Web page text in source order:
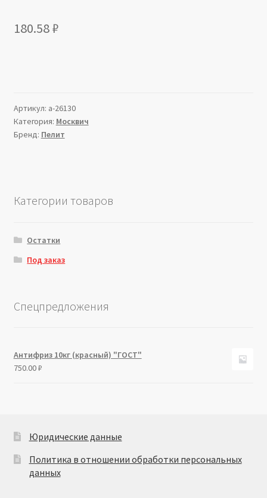
180.58₽
Артикул: a-26130
Категория: Москвич
Бренд: Пелит
Категории товаров
Остатки
Под заказ
Спецпредложения
Антифриз 10кг (красный) "ГОСТ"
750.00₽
Юридические данные
Политика в отношении обработки персональных
данных